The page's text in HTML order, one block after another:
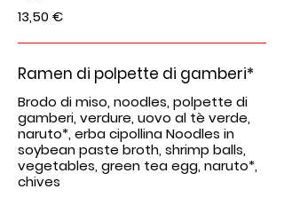
13,50 €
Ramen di polpette di gamberi*
Brodo di miso, noodles, polpette di
gamberi, verdure, uovo al tè verde,
naruto*, erba cipollina Noodles in
soybean paste broth, shrimp balls,
vegetables, green tea egg, naruto*,
chives